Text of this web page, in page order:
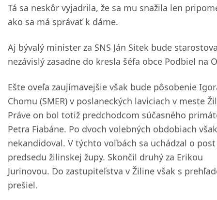
Tá sa neskôr vyjadrila, že sa mu snažila len
ako sa má správať k dáme.
Aj bývalý minister za SNS Ján Sitek bude
nezávislý zasadne do kresla šéfa obce Podbiel na
Ešte oveľa zaujímavejšie však bude pôsobenie
Chomu (SMER) v poslaneckých laviciach v meste
Práve on bol totiž predchodcom súčasného
Petra Fiabáne. Po dvoch volebných obdobiach
nekandidoval. V týchto voľbách sa uchádzal o post
predsedu žilinskej župy. Skončil druhý za Erikou
Jurinovou. Do zastupiteľstva v Žiline však s
prešiel.